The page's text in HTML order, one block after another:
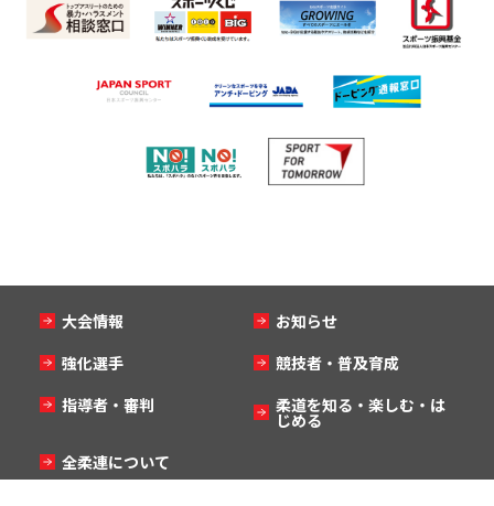
大会情報
お知らせ
強化選手
競技者・普及育成
指導者・審判
柔道を知る・楽しむ・は
じめる
全柔連について